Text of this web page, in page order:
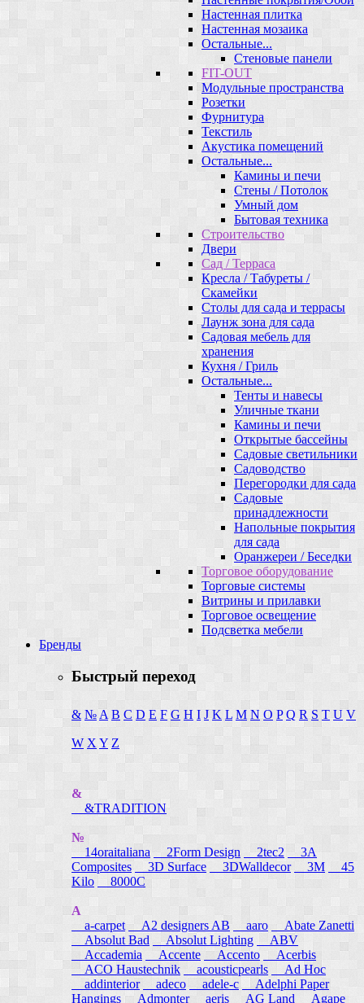
Настенная плитка
Настенная мозаика
Остальные...
Стеновые панели
FIT-OUT
Модульные пространства
Розетки
Фурнитура
Текстиль
Акустика помещений
Остальные...
Камины и печи
Стены / Потолок
Умный дом
Бытовая техника
Строительство
Двери
Сад / Терраса
Кресла / Табуреты /
Скамейки
Столы для сада и террасы
Лаунж зона для сада
Садовая мебель для
хранения
Кухня / Гриль
Остальные...
Тенты и навесы
Уличные ткани
Камины и печи
Открытые бассейны
Садовые светильники
Садоводство
Перегородки для сада
Садовые
принадлежности
Напольные покрытия
для сада
Оранжереи / Беседки
Торговое оборудование
Торговые системы
Витрины и прилавки
Торговое освещение
Подсветка мебели
Бренды
Быстрый переход
& № A B C D E F G H I J K L M N O P Q R S T U V
W X Y Z
&
&TRADITION
№
14oraitaliana
2Form Design 2tec2
3A
Composites
3D Surface 3DWalldecor 3M
45
Kilo
8000C
A
a-carpet
A2 designers AB aaro
Abate Zanetti
Absolut Bad
Absolut Lighting
ABV
Accademia
Accente Accento
Acerbis
ACO Haustechnik
acousticpearls
Ad Hoc
addinterior
adeco adele-c
Adelphi Paper
Hangings Admonter aeris AG Land Agape